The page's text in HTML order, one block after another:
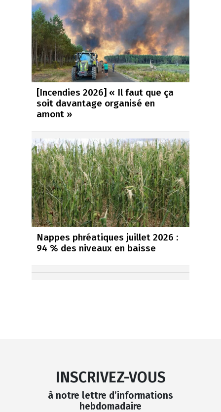
[Incendies 2026] « Il faut que ça
soit davantage organisé en
amont »
Nappes phréatiques juillet 2026 :
94 % des niveaux en baisse
INSCRIVEZ-VOUS
à notre lettre d’informations
hebdomadaire